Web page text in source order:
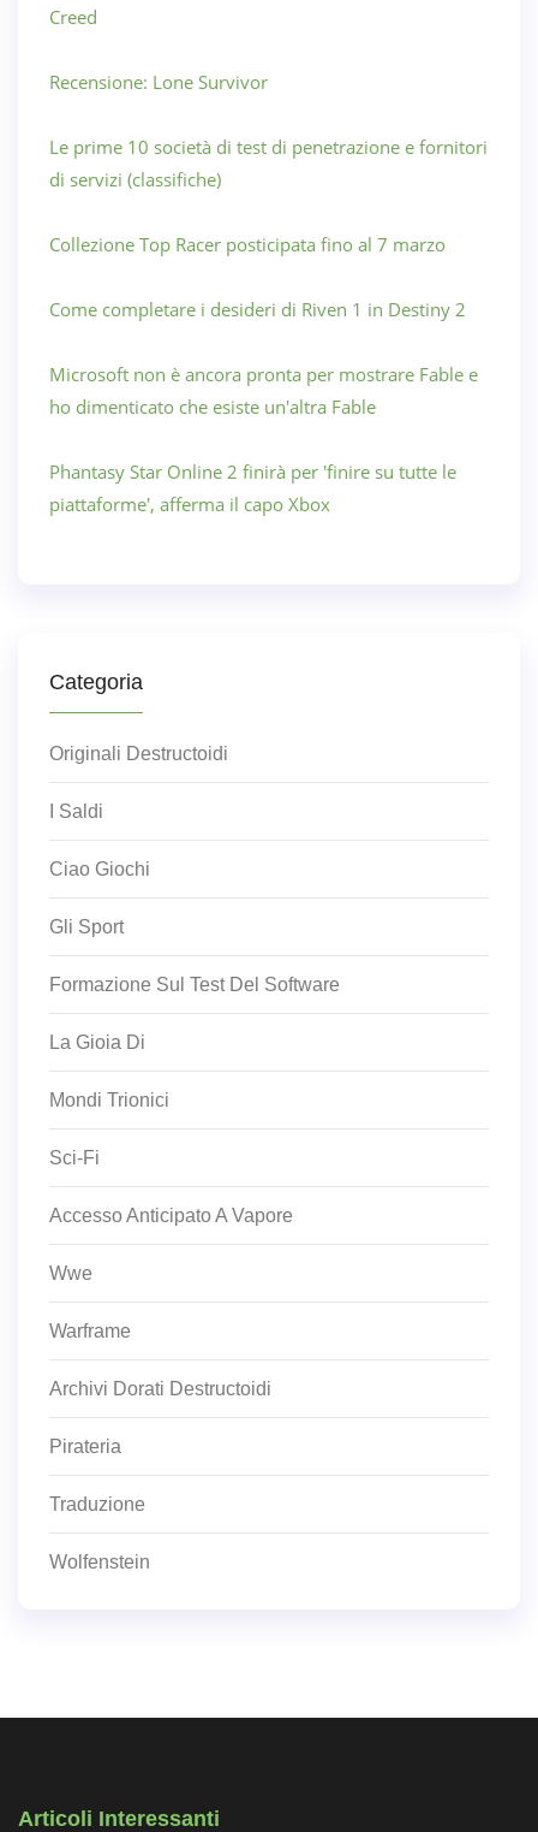
Creed
Recensione: Lone Survivor
Le prime 10 società di test di penetrazione e fornitori
di servizi (classifiche)
Collezione Top Racer posticipata fino al 7 marzo
Come completare i desideri di Riven 1 in Destiny 2
Microsoft non è ancora pronta per mostrare Fable e
ho dimenticato che esiste un'altra Fable
Phantasy Star Online 2 finirà per 'finire su tutte le
piattaforme', afferma il capo Xbox
Categoria
Originali Destructoidi
I Saldi
Ciao Giochi
Gli Sport
Formazione Sul Test Del Software
La Gioia Di
Mondi Trionici
Sci-Fi
Accesso Anticipato A Vapore
Wwe
Warframe
Archivi Dorati Destructoidi
Pirateria
Traduzione
Wolfenstein
Articoli Interessanti